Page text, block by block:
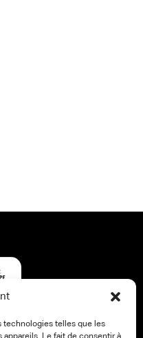
technologies telles que les